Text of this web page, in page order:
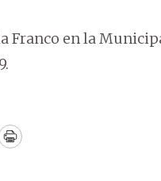
Franco en la
Print